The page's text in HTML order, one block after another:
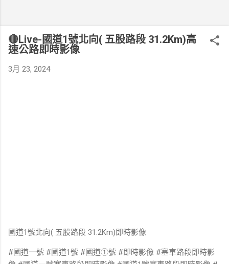
🔴Live-國道1號北向( 五股路段 31.2Km)高
速公路即時影像
3月 23, 2024
國道1號北向( 五股路段 31.2Km)即時影像
#國道一號 #國道1號 #國道①號 #即時影像 #塞車路段即時影